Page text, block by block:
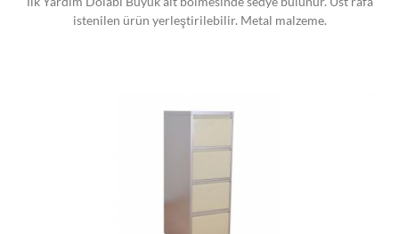
istenilen ürün yerleştirilebilir. Metal malzeme.